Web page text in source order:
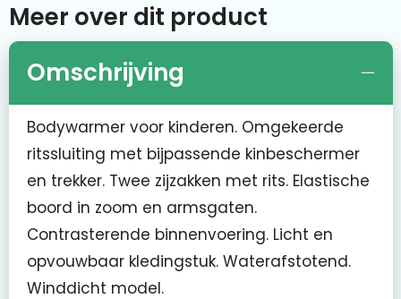
Meer over dit product
Omschrijving
Bodywarmer voor kinderen. Omgekeerde
ritssluiting met bijpassende kinbeschermer
en trekker. Twee zijzakken met rits. Elastische
boord in zoom en armsgaten.
Contrasterende binnenvoering. Licht en
opvouwbaar kledingstuk. Waterafstotend.
Winddicht model.